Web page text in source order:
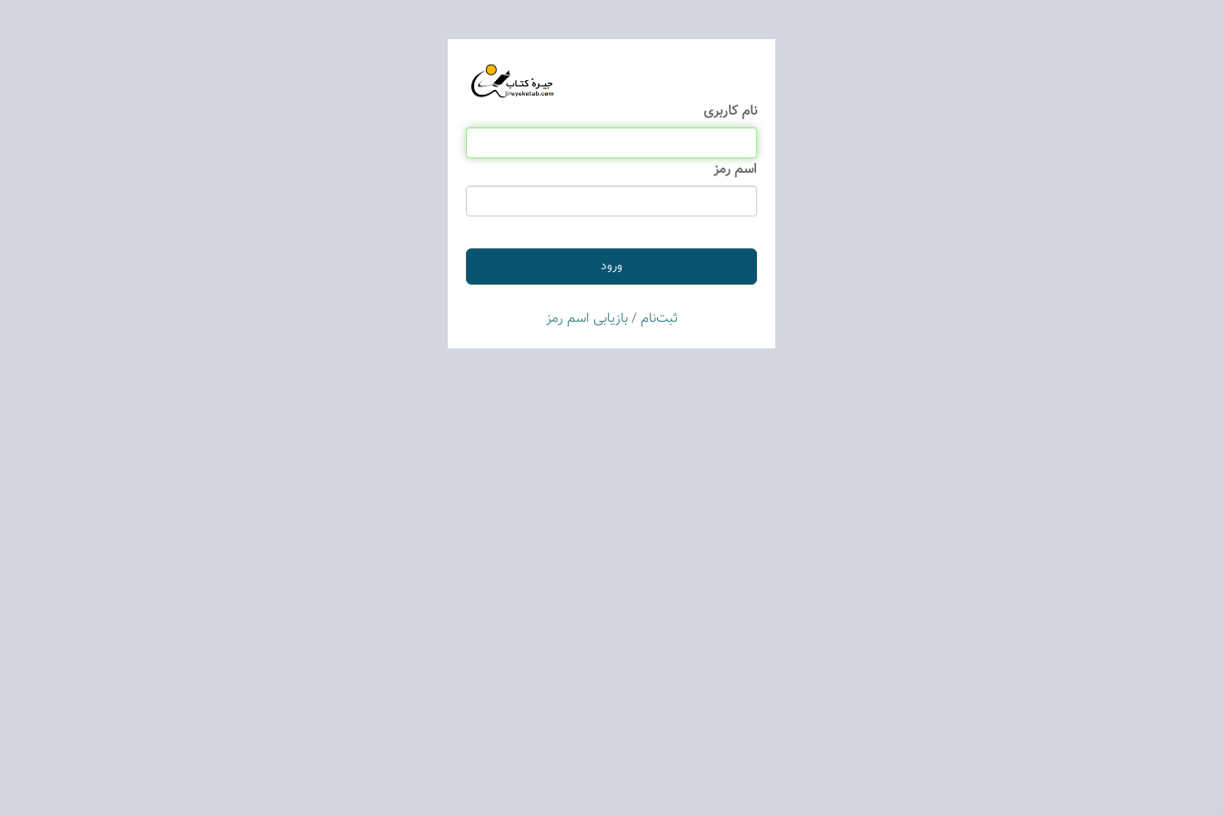
نام كاربری
اسم رمز
ثبت‌نام/بازیابی اسم رمز